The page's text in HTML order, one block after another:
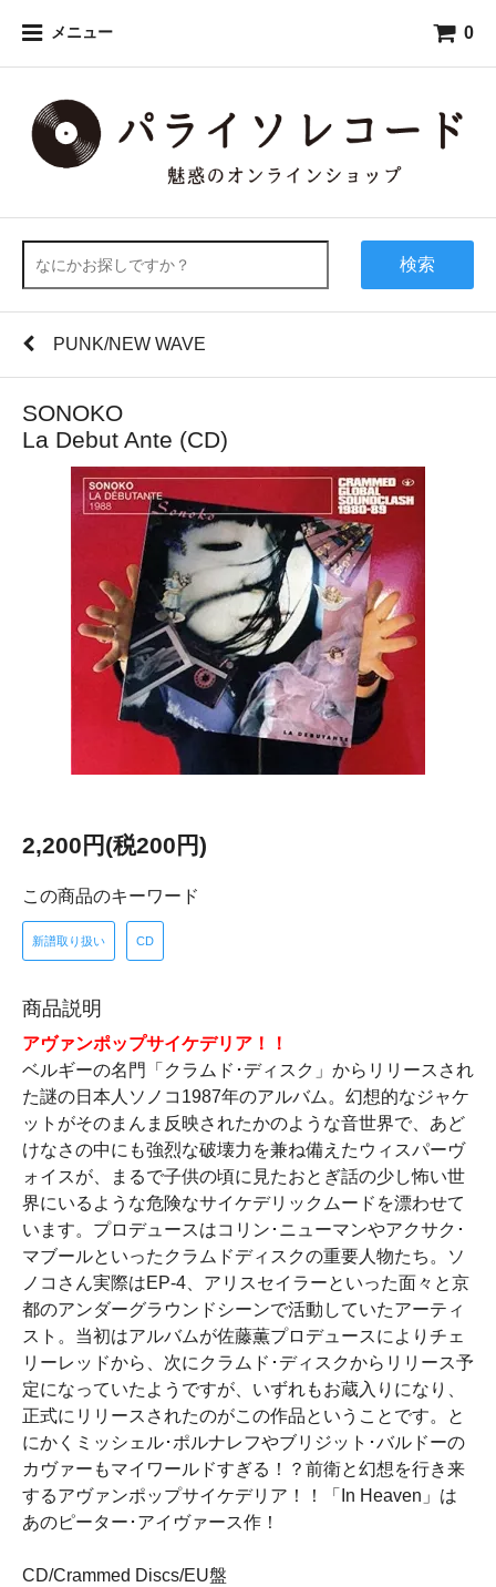
メニュー 0
検索
PUNK/NEW WAVE
SONOKO
La Debut Ante (CD)
2,200円(税200円)
この商品のキーワード
新譜取り扱い CD
商品説明
アヴァンポップサイケデリア！！
ベルギーの名門「クラムド･ディスク」からリリースされ
た謎の日本人ソノコ1987年のアルバム。幻想的なジャケ
ットがそのまんま反映されたかのような音世界で、あど
けなさの中にも強烈な破壊力を兼ね備えたウィスパーヴ
ォイスが、まるで子供の頃に見たおとぎ話の少し怖い世
界にいるような危険なサイケデリックムードを漂わせて
います。プロデュースはコリン･ニューマンやアクサク･
マブールといったクラムドディスクの重要人物たち。ソ
ノコさん実際はEP-4、アリスセイラーといった面々と京
都のアンダーグラウンドシーンで活動していたアーティ
スト。当初はアルバムが佐藤薫プロデュースによりチェ
リーレッドから、次にクラムド･ディスクからリリース予
定になっていたようですが、いずれもお蔵入りになり、
正式にリリースされたのがこの作品ということです。と
にかくミッシェル･ポルナレフやブリジット･バルドーの
カヴァーもマイワールドすぎる！？前衛と幻想を行き来
するアヴァンポップサイケデリア！！「In Heaven」は
あのピーター･アイヴァース作！
CD/Crammed Discs/EU盤